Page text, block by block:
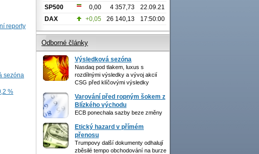
reporty
sezóna
%
SP500
0,00 4 357,73
22.09.21
DAX
+0,05 26 140,13 17:50:00
Odborné články
Výsledková sezóna
Nasdaq pod tlakem, luxus s
rozdílnými výsledky a vývoj akcií
CSG před klíčovými výsledky
Varování před ropným šokem z
Blízkého východu
ECB ponechala sazby beze změny
Etický hazard v přímém
přenosu
Trumpovy další dokumenty odhalují
zběsilé tempo obchodování na burze